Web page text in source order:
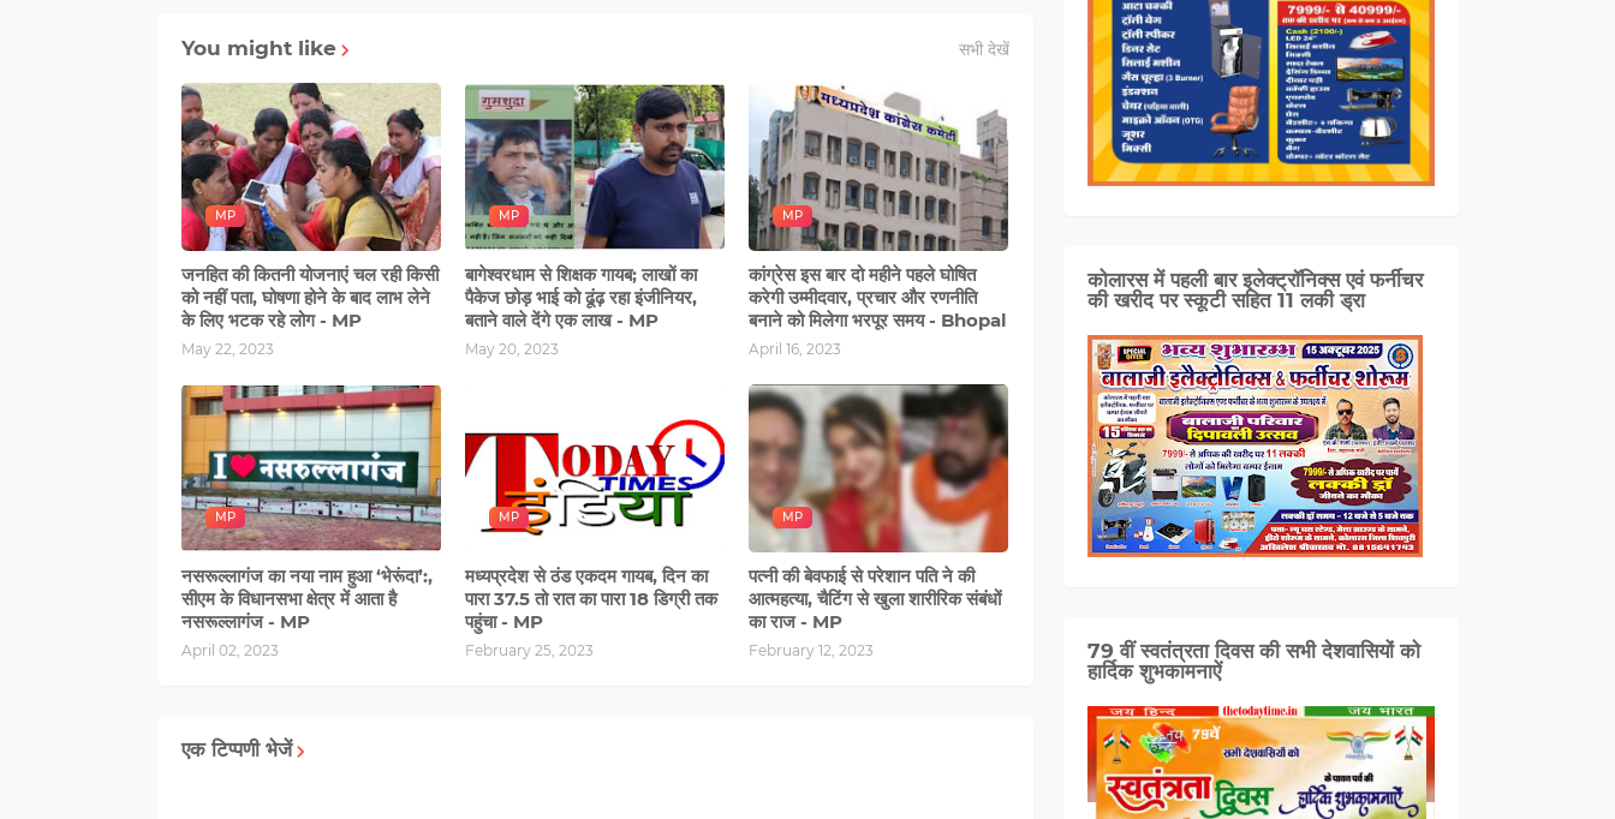
You might like सभी देखें
MP
जनहित की कितनी योजनाएं चल रही किसी
को नहीं पता, घोषणा होने के बाद लाभ लेने
के लिए भटक रहे लोग - MP
May 22, 2023
MP
बागेश्वरधाम से शिक्षक गायब; लाखों का
पैकेज छोड़ भाई को ढूंढ़ रहा इंजीनियर,
बताने वाले देंगे एक लाख - MP
May 20, 2023
MP
कांग्रेस इस बार दो महीने पहले घोषित
करेगी उम्मीदवार, प्रचार और रणनीति
बनाने को मिलेगा भरपूर समय - Bhopal
April 16, 2023
MP
नसरूल्लागंज का नया नाम हुआ ‘भेरूंदा’:,
सीएम के विधानसभा क्षेत्र में आता है
नसरूल्लागंज - MP
April 02, 2023
MP
मध्यप्रदेश से ठंड एकदम गायब, दिन का
पारा 37.5 तो रात का पारा 18 डिग्री तक
पहुंचा - MP
February 25, 2023
MP
पत्नी की बेवफाई से परेशान पति ने की
आत्महत्या, चैटिंग से खुला शारीरिक संबंधों
का राज - MP
February 12, 2023
एक टिप्पणी भेजें
कोलारस में पहली बार इलेक्ट्रॉनिक्स एवं फर्नीचर
की खरीद पर स्कूटी सहित 11 लकी ड्रा
79 वीं स्वतंत्रता दिवस की सभी देशवासियों को
हार्दिक शुभकामनाऐं